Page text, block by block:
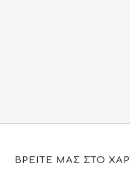
ΒΡΕΙΤΕ ΜΑΣ ΣΤΟ